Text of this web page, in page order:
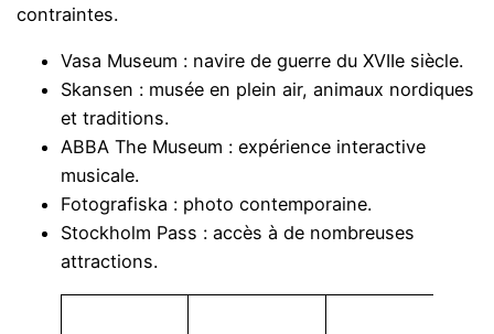
contraintes.
Vasa Museum : navire de guerre du XVIIe siècle.
Skansen : musée en plein air, animaux nordiques
et traditions.
ABBA The Museum : expérience interactive
musicale.
Fotografiska : photo contemporaine.
Stockholm Pass : accès à de nombreuses
attractions.